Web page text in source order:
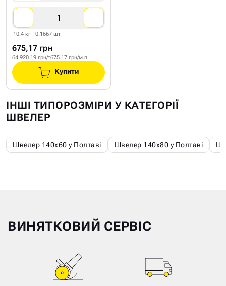
10.4 кг | 0.1667 шт
675,17 грн
64 920.19 грн/т675.17 грн/м.п
Купити
ІНШІ ТИПОРОЗМІРИ У КАТЕГОРІЇ
ШВЕЛЕР
Швелер 140х60 у Полтаві Швелер 140х80 у Полтаві
ВИНЯТКОВИЙ СЕРВІС